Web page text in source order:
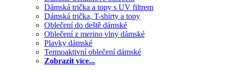
Dámská trička a topy s UV filtrem
Dámská trička, T-shirty a topy
Oblečení do deště dámské
Oblečení z merino vlny dámské
Plavky dámské
Termoaktivní oblečení dámské
Zobrazit více...